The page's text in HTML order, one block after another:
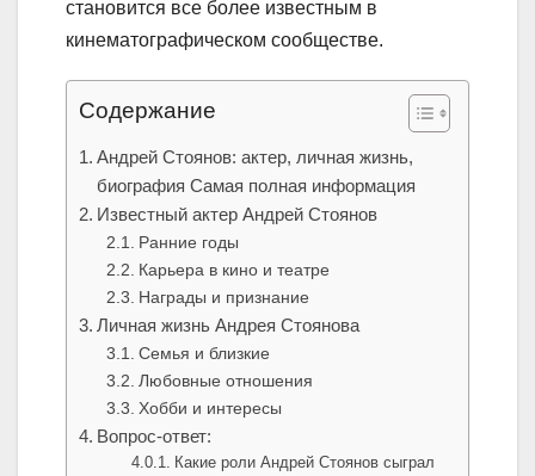
становится все более известным в
кинематографическом сообществе.
Содержание
Андрей Стоянов: актер, личная жизнь,
биография Самая полная информация
Известный актер Андрей Стоянов
Ранние годы
Карьера в кино и театре
Награды и признание
Личная жизнь Андрея Стоянова
Семья и близкие
Любовные отношения
Хобби и интересы
Вопрос-ответ:
Какие роли Андрей Стоянов сыграл